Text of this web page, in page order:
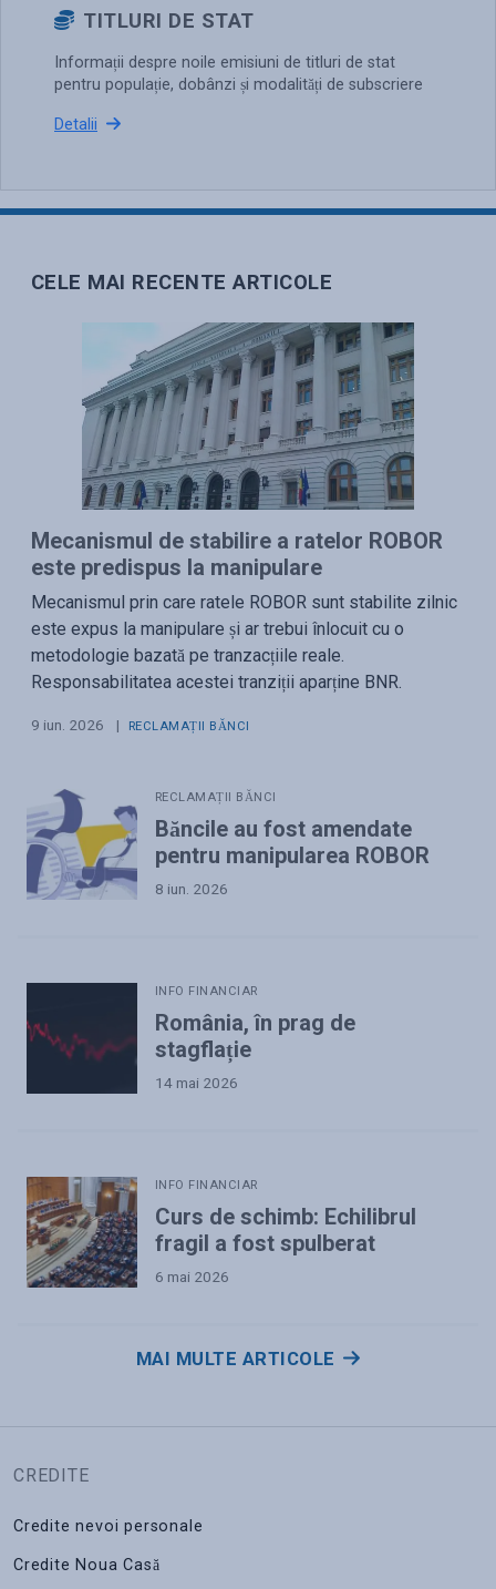
TITLURI DE STAT
Informații despre noile emisiuni de titluri de stat
pentru populație, dobânzi și modalități de subscriere
Detalii
CELE MAI RECENTE ARTICOLE
Mecanismul de stabilire a ratelor ROBOR
este predispus la manipulare
Mecanismul prin care ratele ROBOR sunt stabilite zilnic
este expus la manipulare și ar trebui înlocuit cu o
metodologie bazată pe tranzacțiile reale.
Responsabilitatea acestei tranziții aparține BNR.
9 iun. 2026 | RECLAMAȚII BĂNCI
RECLAMAȚII BĂNCI
Băncile au fost amendate
pentru manipularea ROBOR
8 iun. 2026
INFO FINANCIAR
România, în prag de
stagflație
14 mai 2026
INFO FINANCIAR
Curs de schimb: Echilibrul
fragil a fost spulberat
6 mai 2026
MAI MULTE ARTICOLE
CREDITE
Credite nevoi personale
Credite Noua Casă